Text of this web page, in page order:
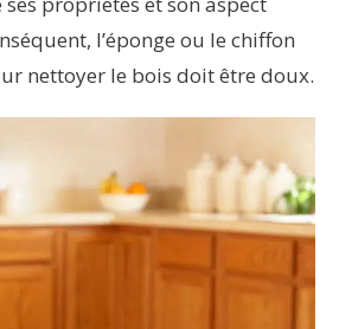
l’éponge ou le chiffon
nettoyer le bois doit être doux.